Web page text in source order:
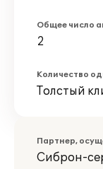
Общее число
2
Количество
Толстый
Партнер,
Сиброн-